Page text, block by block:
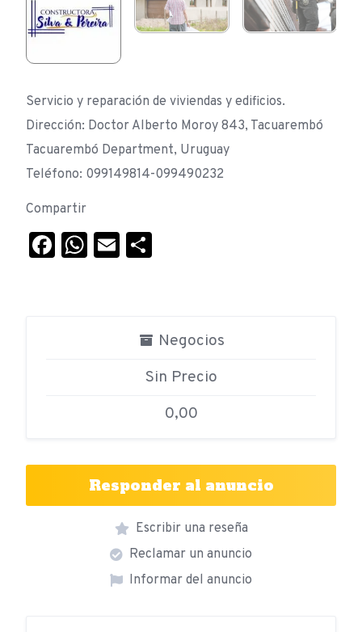
Servicio y reparación de viviendas y edificios.
Dirección: Doctor Alberto Moroy 843, Tacuarembó
Tacuarembó Department, Uruguay
Teléfono: 099149814-099490232
Compartir
Facebook
WhatsApp
Email
Negocios
Sin Precio
0,00
Responder al anuncio
Escribir una reseña
Reclamar un anuncio
Informar del anuncio